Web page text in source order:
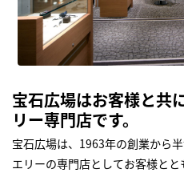
宝石広場はお客様と共
リー専門店です。
宝石広場は、1963年の創業から
エリーの専門店としてお客様と